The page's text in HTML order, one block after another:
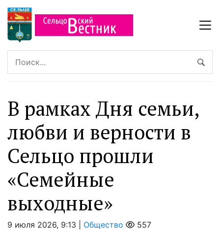
В рамках Дня семьи,
любви и верности в
Сельцо прошли
«Семейные
выходные»
9 июля 2026, 9:13 | Общество 557